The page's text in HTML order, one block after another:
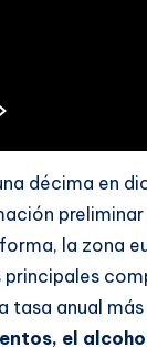
décima en
la zona
principales
tasa anual
el